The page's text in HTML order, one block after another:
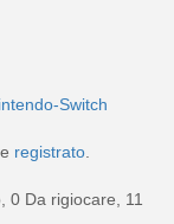
Switch
registrato
0 Da rigiocare, 11